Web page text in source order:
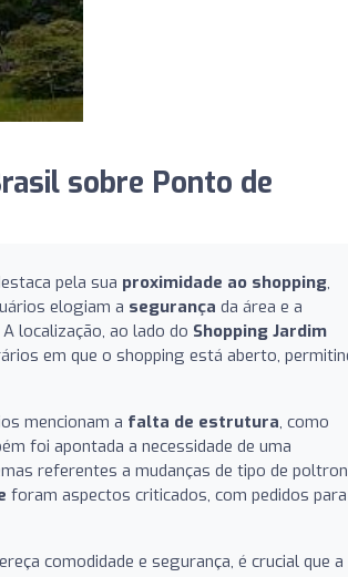
sobre Ponto de
pela sua proximidade ao shopping,
elogiam a segurança da área e a
localização, ao lado do Shopping Jardim
em que o shopping está aberto,
mencionam a falta de estrutura, como
foi apontada a necessidade de uma
referentes a mudanças de tipo de
foram aspectos criticados, com pedidos para
comodidade e segurança, é crucial que a